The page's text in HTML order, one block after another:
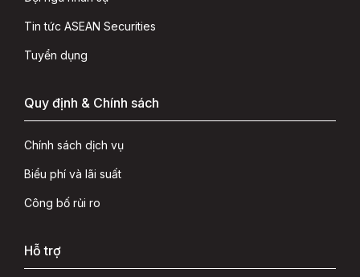
Tin tức ASEAN Securities
Tuyển dụng
Quy định & Chính sách
Chính sách dịch vụ
Biểu phí và lãi suất
Công bố rủi ro
Hỗ trợ